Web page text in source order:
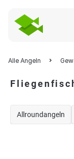
Alle Angeln
Allroundangeln